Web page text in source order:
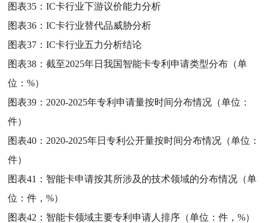
图表35：IC卡行业下游议价能力分析
图表36：IC卡行业替代品威胁分析
图表37：IC卡行业五力分析结论
图表38：截至2025年日我国智能卡专利申请类型分布（单
位：%）
图表39： 2020-2025年专利申请量按时间分布情况（单位：
件）
图表40： 2020-2025年日专利公开量按时间分布情况（单位：
件）
图表41： 智能卡申请按其所涉及的技术领域的分布情况（单
位：件，%）
图表42： 智能卡领域主要专利申请人排序（单位：件，%）